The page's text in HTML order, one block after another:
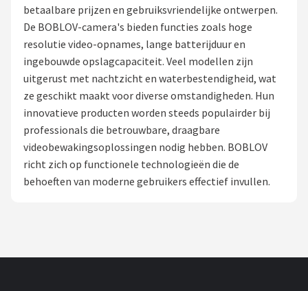
Camera Deurbellen
NAS
Shop
Eufy
Home-Locking
betaalbare prijzen en gebruiksvriendelijke ontwerpen.
De BOBLOV-camera's bieden functies zoals hoge
resolutie video-opnames, lange batterijduur en
ingebouwde opslagcapaciteit. Veel modellen zijn
uitgerust met nachtzicht en waterbestendigheid, wat
ze geschikt maakt voor diverse omstandigheden. Hun
innovatieve producten worden steeds populairder bij
professionals die betrouwbare, draagbare
videobewakingsoplossingen nodig hebben. BOBLOV
richt zich op functionele technologieën die de
behoeften van moderne gebruikers effectief invullen.